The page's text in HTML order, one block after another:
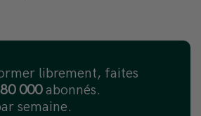
librement, faites
80 000abonnés.
semaine.